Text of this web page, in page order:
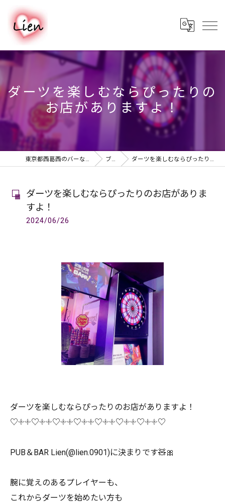
ダーツを楽しむならぴったりの
お店がありますよ！
東京都西葛西のバーならPUB & BAR Lien ブログ ダーツを楽しむならぴったりのお店がありますよ！
ダーツを楽しむならぴったりのお店がありま
すよ！
2024/06/26
ダーツを楽しむならぴったりのお店がありますよ！
♡𓇬𓇬♡𓇬𓇬♡𓇬𓇬♡𓇬𓇬♡𓇬𓇬♡𓇬𓇬♡𓇬𓇬♡
PUB＆BAR Lien(@lien.0901)に決まりです🧸🎀
腕に覚えのあるプレイヤーも、
これからダーツを始めたい方も